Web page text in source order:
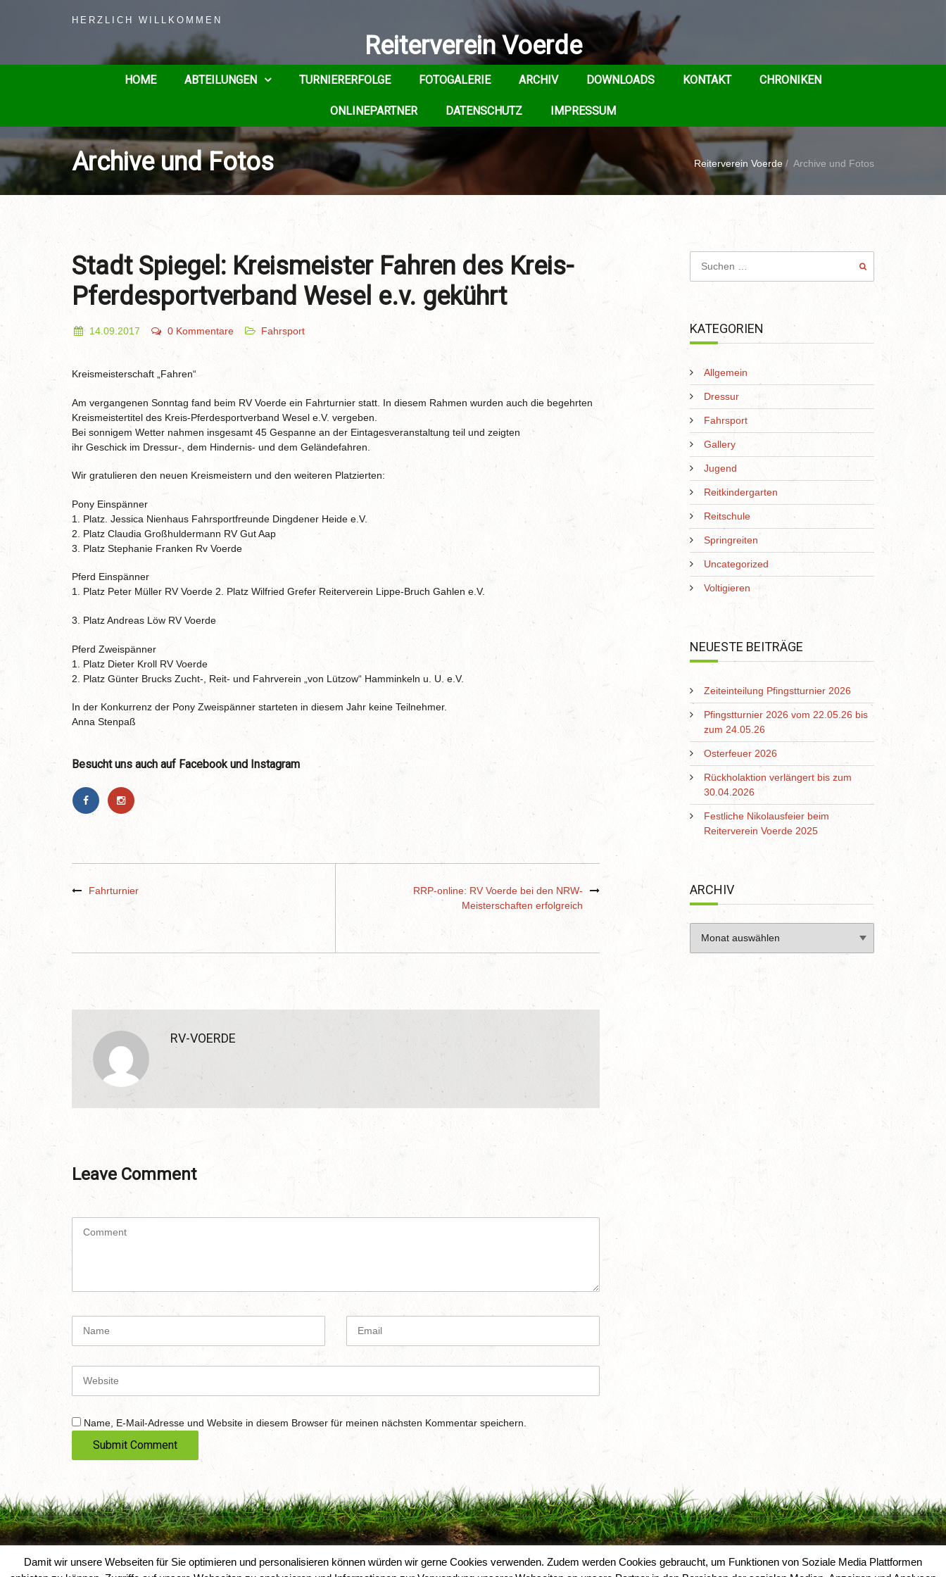
HERZLICH WILLKOMMEN
Reiterverein Voerde
HOME ABTEILUNGEN TURNIERERFOLGE FOTOGALERIE ARCHIV DOWNLOADS KONTAKT CHRONIKEN
ONLINEPARTNER DATENSCHUTZ IMPRESSUM
Archive und Fotos Reiterverein Voerde / Archive und Fotos
Stadt Spiegel: Kreismeister Fahren des Kreis-
Pferdesportverband Wesel e.v. gekührt
14.09.2017 0 Kommentare Fahrsport
Kreismeisterschaft „Fahren“
Am vergangenen Sonntag fand beim RV Voerde ein Fahrturnier statt. In diesem Rahmen wurden auch die begehrten
Kreismeistertitel des Kreis-Pferdesportverband Wesel e.V. vergeben.
Bei sonnigem Wetter nahmen insgesamt 45 Gespanne an der Eintagesveranstaltung teil und zeigten
ihr Geschick im Dressur-, dem Hindernis- und dem Geländefahren.
Wir gratulieren den neuen Kreismeistern und den weiteren Platzierten:
Pony Einspänner
1. Platz. Jessica Nienhaus Fahrsportfreunde Dingdener Heide e.V.
2. Platz Claudia Großhuldermann RV Gut Aap
3. Platz Stephanie Franken Rv Voerde
Pferd Einspänner
1. Platz Peter Müller RV Voerde 2. Platz Wilfried Grefer Reiterverein Lippe-Bruch Gahlen e.V.
3. Platz Andreas Löw RV Voerde
Pferd Zweispänner
1. Platz Dieter Kroll RV Voerde
2. Platz Günter Brucks Zucht-, Reit- und Fahrverein „von Lützow“ Hamminkeln u. U. e.V.
In der Konkurrenz der Pony Zweispänner starteten in diesem Jahr keine Teilnehmer.
Anna Stenpaß
Besucht uns auch auf Facebook und Instagram
Fahrturnier
RRP-online: RV Voerde bei den NRW-
Meisterschaften erfolgreich
RV-VOERDE
Leave Comment
e
i
s
i
e
Name, E-Mail-Adresse und Website in diesem Browser für meinen nächsten Kommentar speichern.
KATEGORIEN
Allgemein
Dressur
Fahrsport
Gallery
Jugend
Reitkindergarten
Reitschule
Springreiten
Uncategorized
Voltigieren
NEUESTE BEITRÄGE
Zeiteinteilung Pfingstturnier 2026
Pfingstturnier 2026 vom 22.05.26 bis
zum 24.05.26
Osterfeuer 2026
Rückholaktion verlängert bis zum
30.04.2026
Festliche Nikolausfeier beim
Reiterverein Voerde 2025
ARCHIV
Reiterverein Voerde e. V. IT-Solution-AD
Damit wir unsere Webseiten für Sie optimieren und personalisieren können würden wir gerne Cookies verwenden. Zudem werden Cookies gebraucht, um Funktionen von Soziale Media Plattformen